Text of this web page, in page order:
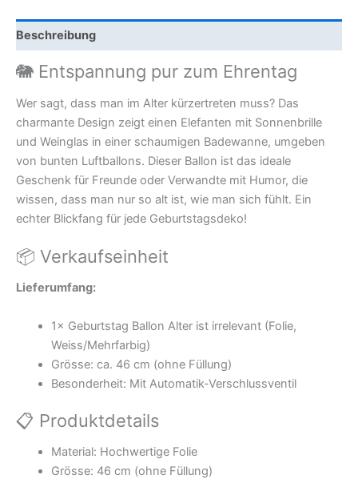
Beschreibung
🐘 Entspannung pur zum Ehrentag
Wer sagt, dass man im Alter kürzertreten muss? Das
charmante Design zeigt einen Elefanten mit Sonnenbrille
und Weinglas in einer schaumigen Badewanne, umgeben
von bunten Luftballons. Dieser Ballon ist das ideale
Geschenk für Freunde oder Verwandte mit Humor, die
wissen, dass man nur so alt ist, wie man sich fühlt. Ein
echter Blickfang für jede Geburtstagsdeko!
📦 Verkaufseinheit
Lieferumfang:
1× Geburtstag Ballon Alter ist irrelevant (Folie,
Weiss/Mehrfarbig)
Grösse: ca. 46 cm (ohne Füllung)
Besonderheit: Mit Automatik-Verschlussventil
📋 Produktdetails
Material: Hochwertige Folie
Grösse: 46 cm (ohne Füllung)